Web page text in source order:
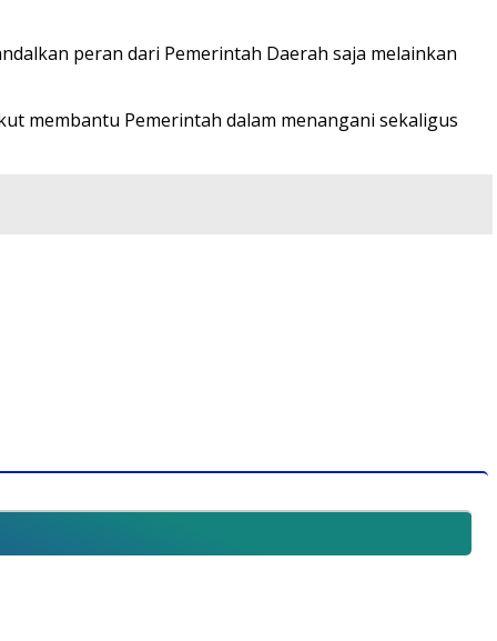
peran dari Pemerintah Daerah saja melainkan
membantu Pemerintah dalam menangani sekaligus